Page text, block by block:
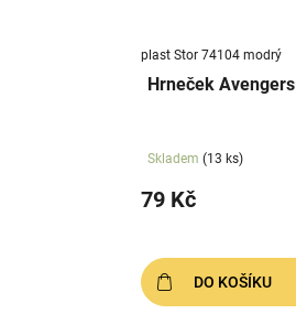
plast Stor 74104 modrý
Hrneček Avengers
Skladem (13 ks)
79 Kč
DO KOŠÍKU